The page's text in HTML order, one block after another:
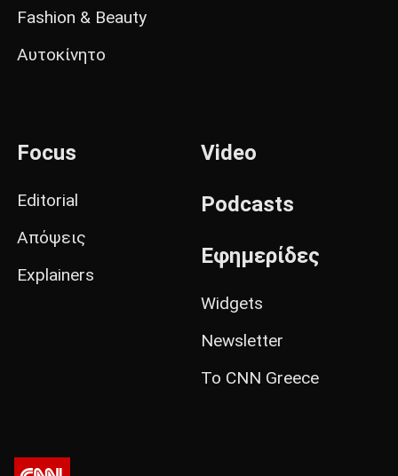
Fashion & Beauty
Αυτοκίνητο
Focus
Editorial
Απόψεις
Explainers
Video
Podcasts
Εφημερίδες
Widgets
Newsletter
Το CNN Greece